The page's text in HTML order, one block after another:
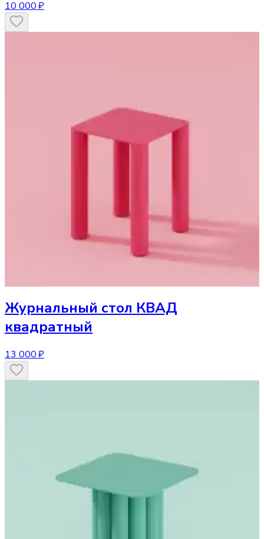
10 000 ₽
Журнальный стол КВАД
квадратный
13 000 ₽